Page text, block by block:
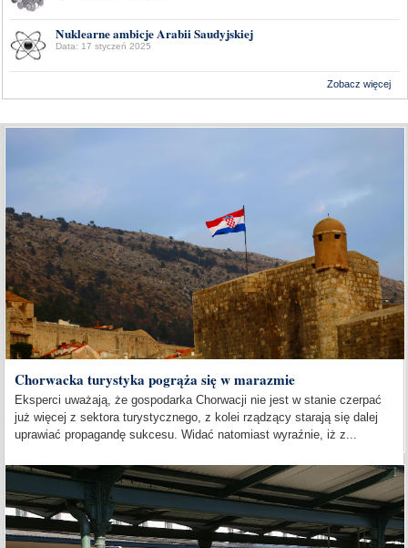
Nuklearne ambicje Arabii Saudyjskiej
Data: 17 styczeń 2025
Zobacz więcej
Chorwacka turystyka pogrąża się w marazmie
Eksperci uważają, że gospodarka Chorwacji nie jest w stanie czerpać
już więcej z sektora turystycznego, z kolei rządzący starają się dalej
uprawiać propagandę sukcesu. Widać natomiast wyraźnie, iż z...